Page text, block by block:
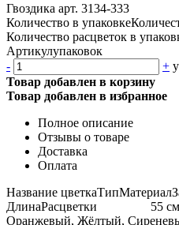
Гвоздика арт. 3134-333
Количество в упаковке
Количество расцветок в
Артикулупаковок
-
+
Товар добавлен в корзину
Товар добавлен в избранное
Полное описание
Отзывы о товаре
Доставка
Оплата
Название цветкаТипМатериал
Длина 55 см
Расцветки
Оранжевый, Жёлтый,